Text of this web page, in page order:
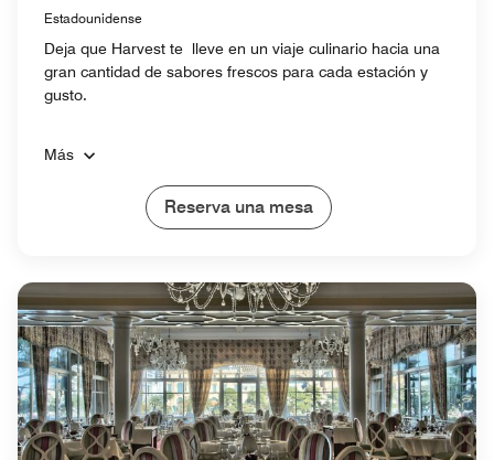
Estadounidense
Deja que Harvest te lleve en un viaje culinario hacia una
gran cantidad de sabores frescos para cada estación y
gusto.
Más
Reserva una mesa